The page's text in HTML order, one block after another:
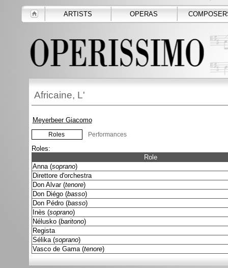
ARTISTS OPERAS
Africaine, L'
Meyerbeer Giacomo
Roles Performances
Roles:
Role
Anna (soprano)
Direttore d'orchestra
Don Alvar (tenore)
Don Diégo (basso)
Don Pédro (basso)
Inès (soprano)
Nélusko (baritono)
Regista
Sélika (soprano)
Vasco de Gama (tenore)